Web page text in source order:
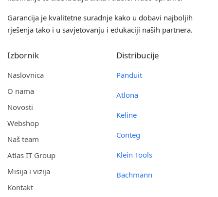
Garancija je kvalitetne suradnje kako u dobavi najboljih
rješenja tako i u savjetovanju i edukaciji naših partnera.
Izbornik
Naslovnica
O nama
Novosti
Webshop
Naš team
Atlas IT Group
Misija i vizija
Kontakt
Distribucije
Panduit
Atlona
Keline
Conteg
Klein Tools
Bachmann